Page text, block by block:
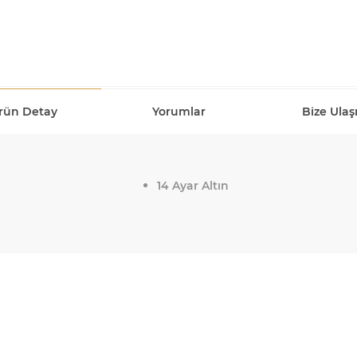
Detay Yorumlar Bize
14 Ayar Altın